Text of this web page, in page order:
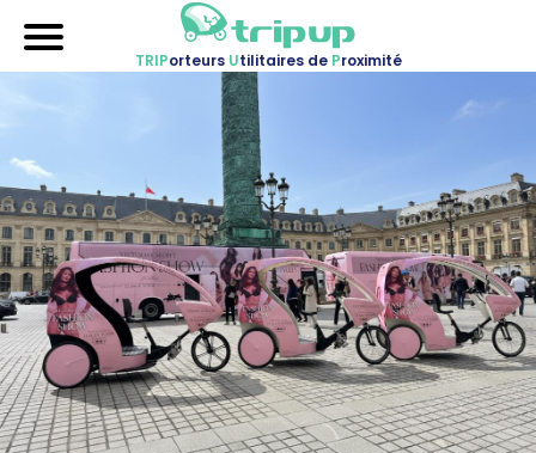
TRIPorteurs Utilitaires de Proximité
Accueil
Nos véhicules
Références
Sur-mesure
Mariages
Blog
FAQ
A propos